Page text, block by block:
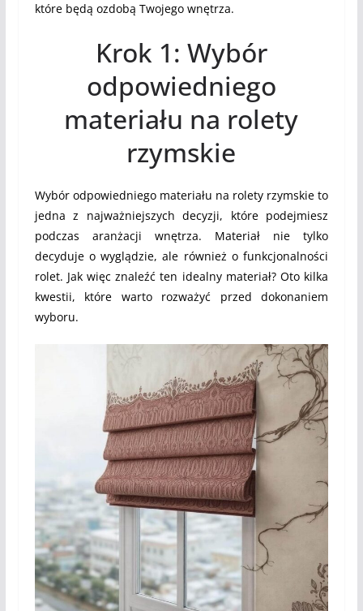
które będą ozdobą Twojego wnętrza.
Krok 1: Wybór
odpowiedniego
materiału na rolety
rzymskie
Wybór odpowiedniego materiału na rolety rzymskie to
jedna z najważniejszych decyzji, które podejmiesz
podczas aranżacji wnętrza. Materiał nie tylko
decyduje o wyglądzie, ale również o funkcjonalności
rolet. Jak więc znaleźć ten idealny materiał? Oto kilka
kwestii, które warto rozważyć przed dokonaniem
wyboru.